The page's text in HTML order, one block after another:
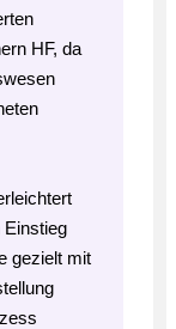
HF, da
Einstieg
gezielt mit